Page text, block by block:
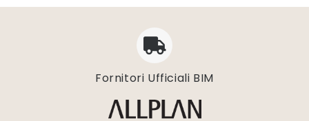
Fornitori Ufficiali BIM